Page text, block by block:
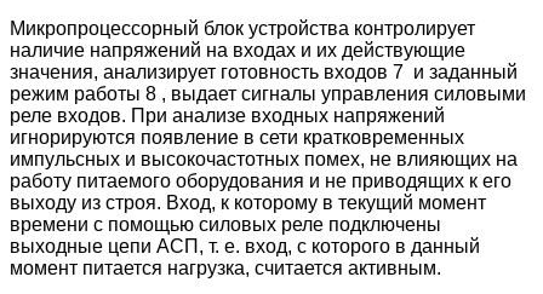
Микропроцессорный блок устройства контролирует
наличие напряжений на входах и их действующие
значения, анализирует готовность входов 7 и заданный
режим работы 8 , выдает сигналы управления силовыми
реле входов. При анализе входных напряжений
игнорируются появление в сети кратковременных
импульсных и высокочастотных помех, не влияющих на
работу питаемого оборудования и не приводящих к его
выходу из строя. Вход, к которому в текущий момент
времени с помощью силовых реле подключены
выходные цепи АСП, т. е. вход, с которого в данный
момент питается нагрузка, считается активным.